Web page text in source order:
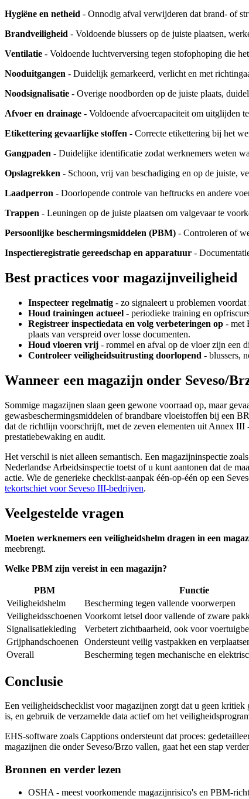
Hygiëne en netheid - Onnodig afval verwijderen dat brand- of
Brandveiligheid - Voldoende blussers op de juiste plaatsen,
Ventilatie - Voldoende luchtverversing tegen stofophoping die
Nooduitgangen - Duidelijk gemarkeerd, verlicht en met
Noodsignalisatie - Overige noodborden op de juiste plaats,
Afvoer en drainage - Voldoende afvoercapaciteit om uitglijden
Etikettering gevaarlijke stoffen - Correcte etikettering bij het
Gangpaden - Duidelijke identificatie zodat werknemers weten
Opslagrekken - Schoon, vrij van beschadiging en op de juiste,
Laadperron - Doorlopende controle van heftrucks en andere
Trappen - Leuningen op de juiste plaatsen om valgevaar te
Persoonlijke beschermingsmiddelen (PBM) - Controleren of
Inspectieregistratie gereedschap en apparatuur -
Best practices voor magazijnveiligheid
Inspecteer regelmatig - zo signaleert u problemen
Houd trainingen actueel - periodieke training en
Registreer inspectiedata en volg verbeteringen op - met
plaats van verspreid over losse documenten.
Houd vloeren vrij - rommel en afval op de vloer zijn een
Controleer veiligheidsuitrusting doorlopend - blussers,
Wanneer een magazijn onder Seveso/
Sommige magazijnen slaan geen gewone voorraad op, maar
gewasbeschermingsmiddelen of brandbare vloeistoffen bij een
dat de richtlijn voorschrijft, met de zeven elementen uit Annex III
prestatiebewaking en audit.
Het verschil is niet alleen semantisch. Een magazijninspectie
Nederlandse Arbeidsinspectie toetst of u kunt aantonen dat de
actie. Wie de generieke checklist-aanpak één-op-één op een
tekortschiet voor Seveso III-bedrijven.
Veelgestelde vragen
Moeten werknemers een veiligheidshelm dragen in een
meebrengt.
Welke PBM zijn vereist in een magazijn?
PBM
Functie
Veiligheidshelm
Bescherming tegen vallende voorwerpen
Veiligheidsschoenen Voorkomt letsel door vallende of zware
Signalisatiekleding
Verbetert zichtbaarheid, ook voor
Grijphandschoenen
Ondersteunt veilig vastpakken en
Overall
Bescherming tegen mechanische en
Conclusie
Een veiligheidschecklist voor magazijnen zorgt dat u geen
is, en gebruik de verzamelde data actief om het
EHS-software zoals Capptions ondersteunt dat proces:
magazijnen die onder Seveso/Brzo vallen, gaat het een stap
Bronnen en verder lezen
OSHA - meest voorkomende magazijnrisico's en PBM-